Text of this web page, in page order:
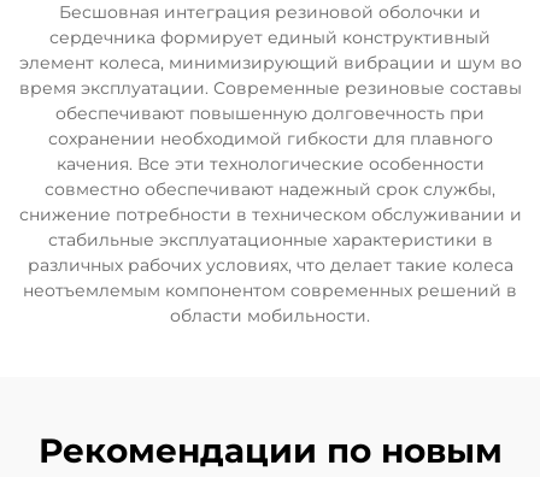
Бесшовная интеграция резиновой оболочки и
сердечника формирует единый конструктивный
элемент колеса, минимизирующий вибрации и шум во
время эксплуатации. Современные резиновые составы
обеспечивают повышенную долговечность при
сохранении необходимой гибкости для плавного
качения. Все эти технологические особенности
совместно обеспечивают надежный срок службы,
снижение потребности в техническом обслуживании и
стабильные эксплуатационные характеристики в
различных рабочих условиях, что делает такие колеса
неотъемлемым компонентом современных решений в
области мобильности.
Рекомендации по новым